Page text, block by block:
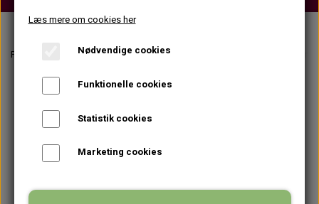
VOKS
VOKSPATRONER (KROP)
VOKSPATRONER (ANSIGT)
VOKSDÅSER
STRIPS
STRIPS PÅ TILBUD
STRIPSRULLER
FØR VOKS PRODUKTER
EFTER VOKS PRODUKTER
VOKSPISTOLER
Forside Vippe- og øjenbrynsfarve Tilbehør til vippe- og
Læs mere om cookies her
Nødvendige cookies
Funktionelle cookies
Statistik cookies
Marketing cookies